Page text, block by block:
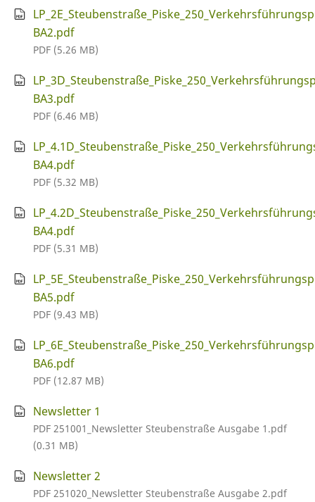
BA2.pdf
PDF (5.26 MB)
BA3.pdf
PDF (6.46 MB)
BA4.pdf
PDF (5.32 MB)
BA4.pdf
PDF (5.31 MB)
BA5.pdf
PDF (9.43 MB)
BA6.pdf
PDF (12.87 MB)
Newsletter 1
PDF 251001_Newsletter Steubenstraße Ausgabe 1.pdf
(0.31 MB)
Newsletter 2
PDF 251020_Newsletter Steubenstraße Ausgabe 2.pdf